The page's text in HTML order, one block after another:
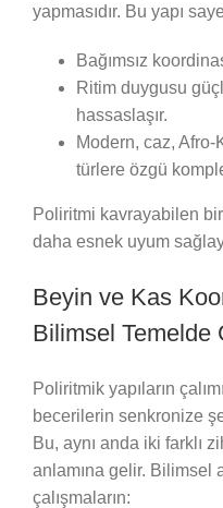
yapmasıdır. Bu yapı
Bağımsız
Ritim duygusu
hassaslaşır.
Modern, caz,
türlere özgü
Poliritmi kavrayabilen
daha esnek uyum
Beyin ve Kas
Bilimsel Temelde
Poliritmik yapıların
becerilerin senkronize
Bu, aynı anda iki farklı
anlamına gelir. Bilimsel
çalışmaların: